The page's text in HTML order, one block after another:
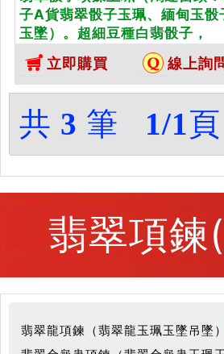
子A貨翡翠骰子玉珮、緬甸玉骰
玉墜）。超細豆種白翡骰子，
CZ001。客製化訂做各種翡翠骰
吊墜玉珮項鍊。★附A貨翡翠雙
書
立即購買 線上詢
共 3 筆 1/1頁
翡翠項
翡翠龍項鍊（翡翠龍玉珮玉墜吊墜）